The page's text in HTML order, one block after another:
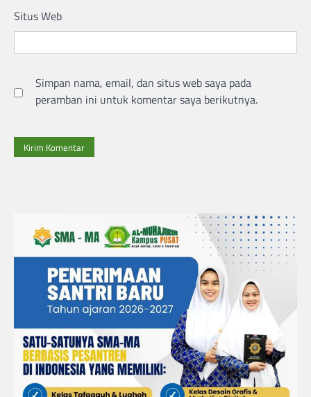
Situs Web
Simpan nama, email, dan situs web saya pada
peramban ini untuk komentar saya berikutnya.